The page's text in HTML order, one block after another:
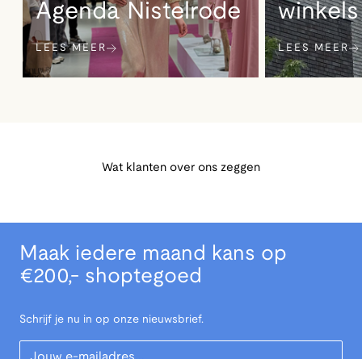
Agenda Nistelrode
LEES MEER
winkels
LEES MEER
Wat klanten over ons zeggen
Maak iedere maand kans op
€200,- shoptegoed
Schrijf je nu in op onze nieuwsbrief.
Your Email